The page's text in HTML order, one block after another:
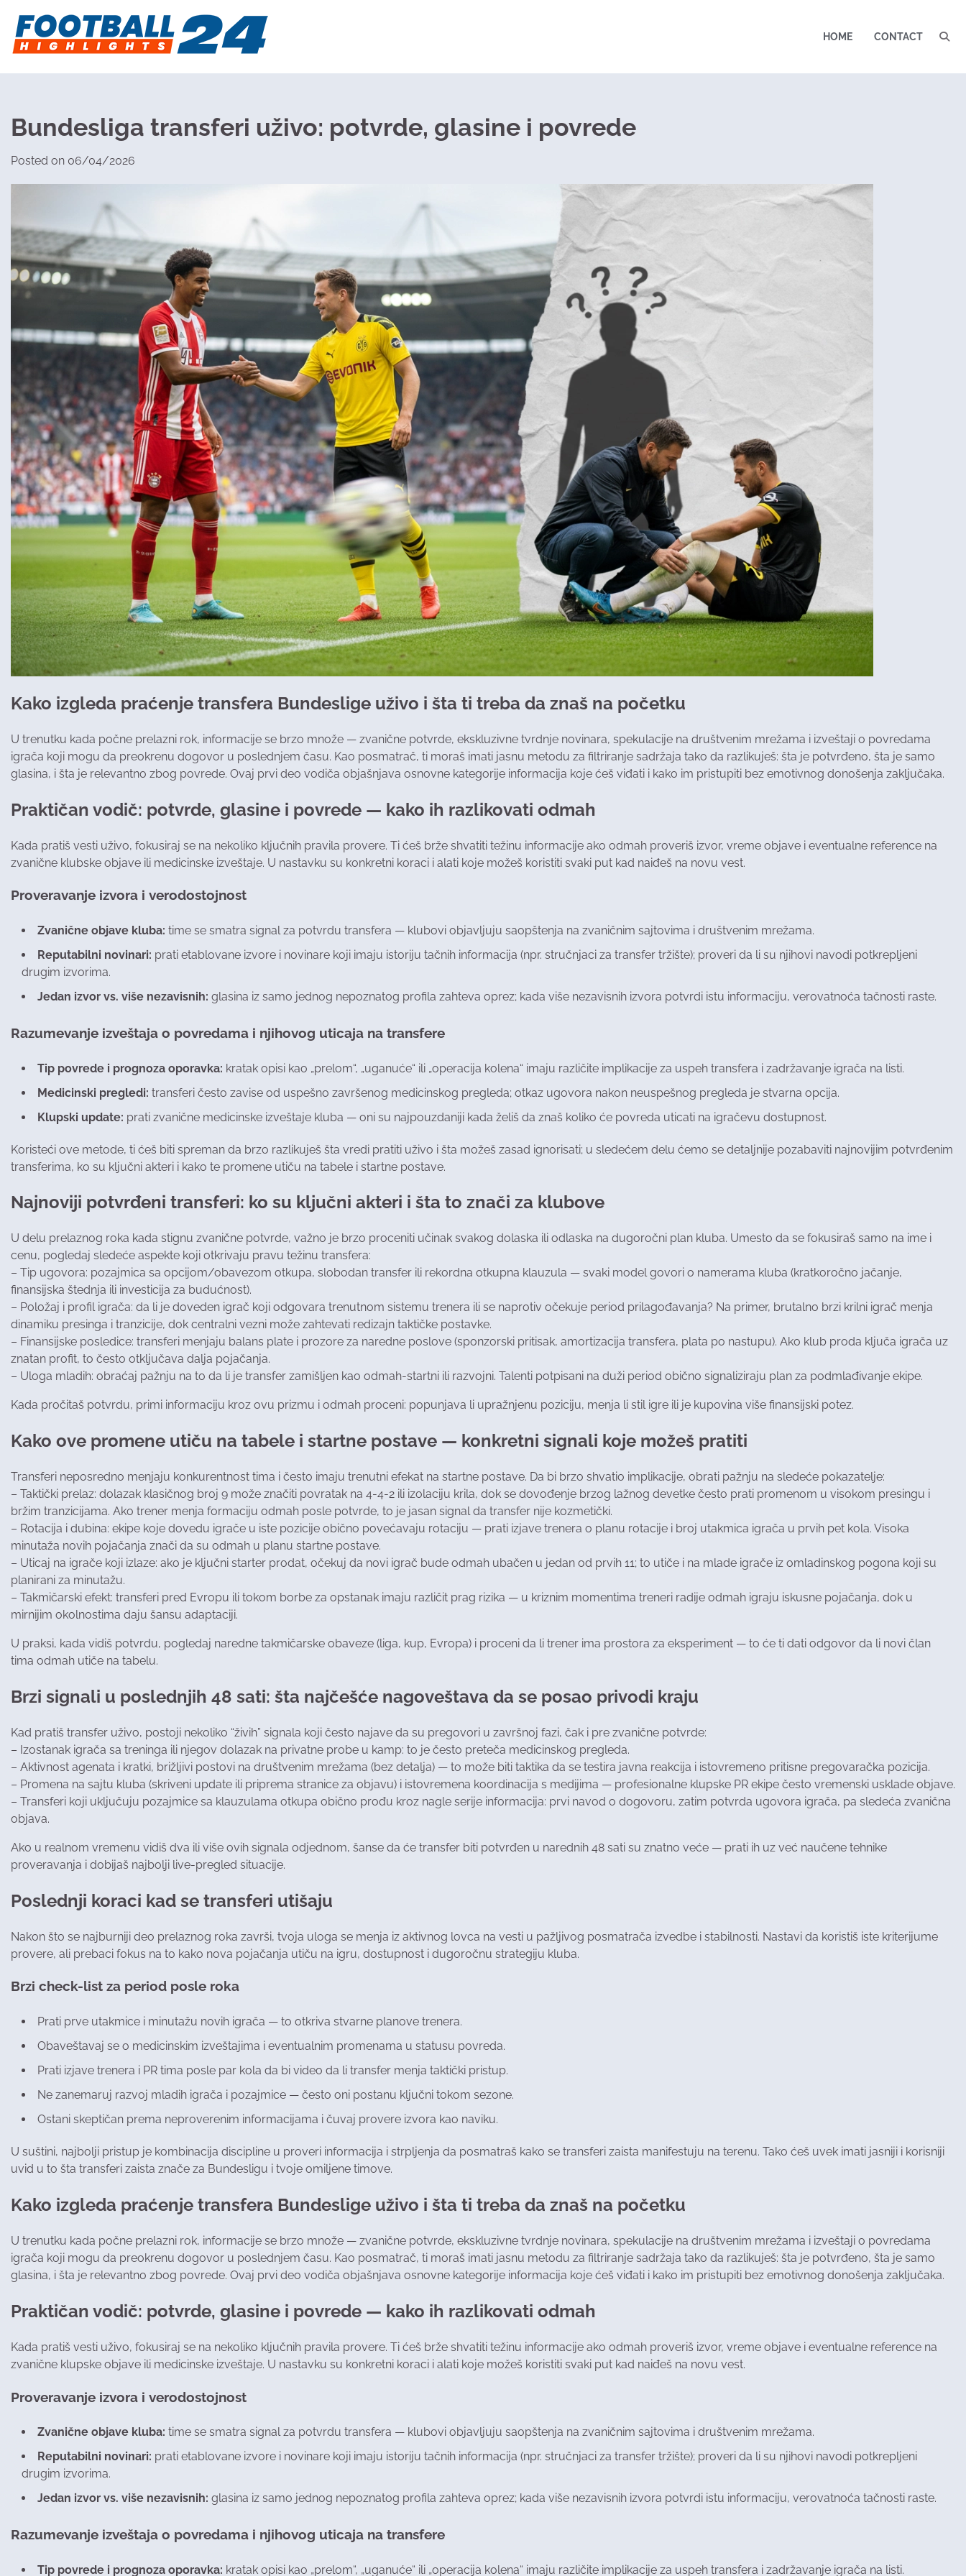
content
HOME CONTACT
Bundesliga transferi uživo: potvrde, glasine i povrede
Posted on 06/04/2026
Kako izgleda praćenje transfera Bundeslige uživo i šta ti treba da znaš na početku
U trenutku kada počne prelazni rok, informacije se brzo množe — zvanične potvrde, ekskluzivne tvrdnje novinara, spekulacije na društvenim mrežama i izveštaji o povredama
igrača koji mogu da preokrenu dogovor u poslednjem času. Kao posmatrač, ti moraš imati jasnu metodu za filtriranje sadržaja tako da razlikuješ: šta je potvrđeno, šta je samo
glasina, i šta je relevantno zbog povrede. Ovaj prvi deo vodiča objašnjava osnovne kategorije informacija koje ćeš viđati i kako im pristupiti bez emotivnog donošenja zaključaka.
Praktičan vodič: potvrde, glasine i povrede — kako ih razlikovati odmah
Kada pratiš vesti uživo, fokusiraj se na nekoliko ključnih pravila provere. Ti ćeš brže shvatiti težinu informacije ako odmah proveriš izvor, vreme objave i eventualne reference na
zvanične klubske objave ili medicinske izveštaje. U nastavku su konkretni koraci i alati koje možeš koristiti svaki put kad naiđeš na novu vest.
Proveravanje izvora i verodostojnost
Zvanične objave kluba: time se smatra signal za potvrdu transfera — klubovi objavljuju saopštenja na zvaničnim sajtovima i društvenim mrežama.
Reputabilni novinari: prati etablovane izvore i novinare koji imaju istoriju tačnih informacija (npr. stručnjaci za transfer tržište); proveri da li su njihovi navodi potkrepljeni
drugim izvorima.
Jedan izvor vs. više nezavisnih: glasina iz samo jednog nepoznatog profila zahteva oprez; kada više nezavisnih izvora potvrdi istu informaciju, verovatnoća tačnosti raste.
Razumevanje izveštaja o povredama i njihovog uticaja na transfere
Tip povrede i prognoza oporavka: kratak opisi kao „prelom“, „uganuće“ ili „operacija kolena“ imaju različite implikacije za uspeh transfera i zadržavanje igrača na listi.
Medicinski pregledi: transferi često zavise od uspešno završenog medicinskog pregleda; otkaz ugovora nakon neuspešnog pregleda je stvarna opcija.
Klupski update: prati zvanične medicinske izveštaje kluba — oni su najpouzdaniji kada želiš da znaš koliko će povreda uticati na igračevu dostupnost.
Koristeći ove metode, ti ćeš biti spreman da brzo razlikuješ šta vredi pratiti uživo i šta možeš zasad ignorisati; u sledećem delu ćemo se detaljnije pozabaviti najnovijim potvrđenim
transferima, ko su ključni akteri i kako te promene utiču na tabele i startne postave.
Najnoviji potvrđeni transferi: ko su ključni akteri i šta to znači za klubove
U delu prelaznog roka kada stignu zvanične potvrde, važno je brzo proceniti učinak svakog dolaska ili odlaska na dugoročni plan kluba. Umesto da se fokusiraš samo na ime i
cenu, pogledaj sledeće aspekte koji otkrivaju pravu težinu transfera:
– Tip ugovora: pozajmica sa opcijom/obavezom otkupa, slobodan transfer ili rekordna otkupna klauzula — svaki model govori o namerama kluba (kratkoročno jačanje,
finansijska štednja ili investicija za budućnost).
– Položaj i profil igrača: da li je doveden igrač koji odgovara trenutnom sistemu trenera ili se naprotiv očekuje period prilagođavanja? Na primer, brutalno brzi krilni igrač menja
dinamiku presinga i tranzicije, dok centralni vezni može zahtevati redizajn taktičke postavke.
– Finansijske posledice: transferi menjaju balans plate i prozore za naredne poslove (sponzorski pritisak, amortizacija transfera, plata po nastupu). Ako klub proda ključa igrača uz
znatan profit, to često otključava dalja pojačanja.
– Uloga mladih: obraćaj pažnju na to da li je transfer zamišljen kao odmah-startni ili razvojni. Talenti potpisani na duži period obično signaliziraju plan za podmlađivanje ekipe.
Kada pročitaš potvrdu, primi informaciju kroz ovu prizmu i odmah proceni: popunjava li upražnjenu poziciju, menja li stil igre ili je kupovina više finansijski potez.
Kako ove promene utiču na tabele i startne postave — konkretni signali koje možeš pratiti
Transferi neposredno menjaju konkurentnost tima i često imaju trenutni efekat na startne postave. Da bi brzo shvatio implikacije, obrati pažnju na sledeće pokazatelje:
– Taktički prelaz: dolazak klasičnog broj 9 može značiti povratak na 4-4-2 ili izolaciju krila, dok se dovođenje brzog lažnog devetke često prati promenom u visokom presingu i
bržim tranzicijama. Ako trener menja formaciju odmah posle potvrde, to je jasan signal da transfer nije kozmetički.
– Rotacija i dubina: ekipe koje dovedu igrače u iste pozicije obično povećavaju rotaciju — prati izjave trenera o planu rotacije i broj utakmica igrača u prvih pet kola. Visoka
minutaža novih pojačanja znači da su odmah u planu startne postave.
– Uticaj na igrače koji izlaze: ako je ključni starter prodat, očekuj da novi igrač bude odmah ubačen u jedan od prvih 11; to utiče i na mlade igrače iz omladinskog pogona koji su
planirani za minutažu.
– Takmičarski efekt: transferi pred Evropu ili tokom borbe za opstanak imaju različit prag rizika — u kriznim momentima treneri radije odmah igraju iskusne pojačanja, dok u
mirnijim okolnostima daju šansu adaptaciji.
U praksi, kada vidiš potvrdu, pogledaj naredne takmičarske obaveze (liga, kup, Evropa) i proceni da li trener ima prostora za eksperiment — to će ti dati odgovor da li novi član
tima odmah utiče na tabelu.
Brzi signali u poslednjih 48 sati: šta najčešće nagoveštava da se posao privodi kraju
Kad pratiš transfer uživo, postoji nekoliko “živih” signala koji često najave da su pregovori u završnoj fazi, čak i pre zvanične potvrde:
– Izostanak igrača sa treninga ili njegov dolazak na privatne probe u kamp: to je često preteča medicinskog pregleda.
– Aktivnost agenata i kratki, brižljivi postovi na društvenim mrežama (bez detalja) — to može biti taktika da se testira javna reakcija i istovremeno pritisne pregovaračka pozicija.
– Promena na sajtu kluba (skriveni update ili priprema stranice za objavu) i istovremena koordinacija s medijima — profesionalne klupske PR ekipe često vremenski usklade objave.
– Transferi koji uključuju pozajmice sa klauzulama otkupa obično prođu kroz nagle serije informacija: prvi navod o dogovoru, zatim potvrda ugovora igrača, pa sledeća zvanična
objava.
Ako u realnom vremenu vidiš dva ili više ovih signala odjednom, šanse da će transfer biti potvrđen u narednih 48 sati su znatno veće — prati ih uz već naučene tehnike
proveravanja i dobijaš najbolji live-pregled situacije.
Poslednji koraci kad se transferi utišaju
Nakon što se najburniji deo prelaznog roka završi, tvoja uloga se menja iz aktivnog lovca na vesti u pažljivog posmatrača izvedbe i stabilnosti. Nastavi da koristiš iste kriterijume
provere, ali prebaci fokus na to kako nova pojačanja utiču na igru, dostupnost i dugoročnu strategiju kluba.
Brzi check-list za period posle roka
Prati prve utakmice i minutažu novih igrača — to otkriva stvarne planove trenera.
Obaveštavaj se o medicinskim izveštajima i eventualnim promenama u statusu povreda.
Prati izjave trenera i PR tima posle par kola da bi video da li transfer menja taktički pristup.
Ne zanemaruj razvoj mladih igrača i pozajmice — često oni postanu ključni tokom sezone.
Ostani skeptičan prema neproverenim informacijama i čuvaj provere izvora kao naviku.
U suštini, najbolji pristup je kombinacija discipline u proveri informacija i strpljenja da posmatraš kako se transferi zaista manifestuju na terenu. Tako ćeš uvek imati jasniji i korisniji
uvid u to šta transferi zaista znače za Bundesligu i tvoje omiljene timove.
Kako izgleda praćenje transfera Bundeslige uživo i šta ti treba da znaš na početku
U trenutku kada počne prelazni rok, informacije se brzo množe — zvanične potvrde, ekskluzivne tvrdnje novinara, spekulacije na društvenim mrežama i izveštaji o povredama
igrača koji mogu da preokrenu dogovor u poslednjem času. Kao posmatrač, ti moraš imati jasnu metodu za filtriranje sadržaja tako da razlikuješ: šta je potvrđeno, šta je samo
glasina, i šta je relevantno zbog povrede. Ovaj prvi deo vodiča objašnjava osnovne kategorije informacija koje ćeš viđati i kako im pristupiti bez emotivnog donošenja zaključaka.
Praktičan vodič: potvrde, glasine i povrede — kako ih razlikovati odmah
Kada pratiš vesti uživo, fokusiraj se na nekoliko ključnih pravila provere. Ti ćeš brže shvatiti težinu informacije ako odmah proveriš izvor, vreme objave i eventualne reference na
zvanične klupske objave ili medicinske izveštaje. U nastavku su konkretni koraci i alati koje možeš koristiti svaki put kad naiđeš na novu vest.
Proveravanje izvora i verodostojnost
Zvanične objave kluba: time se smatra signal za potvrdu transfera — klubovi objavljuju saopštenja na zvaničnim sajtovima i društvenim mrežama.
Reputabilni novinari: prati etablovane izvore i novinare koji imaju istoriju tačnih informacija (npr. stručnjaci za transfer tržište); proveri da li su njihovi navodi potkrepljeni
drugim izvorima.
Jedan izvor vs. više nezavisnih: glasina iz samo jednog nepoznatog profila zahteva oprez; kada više nezavisnih izvora potvrdi istu informaciju, verovatnoća tačnosti raste.
Razumevanje izveštaja o povredama i njihovog uticaja na transfere
Tip povrede i prognoza oporavka: kratak opisi kao „prelom“, „uganuće“ ili „operacija kolena“ imaju različite implikacije za uspeh transfera i zadržavanje igrača na listi.